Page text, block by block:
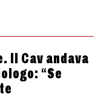
Il Cav andava
“Se